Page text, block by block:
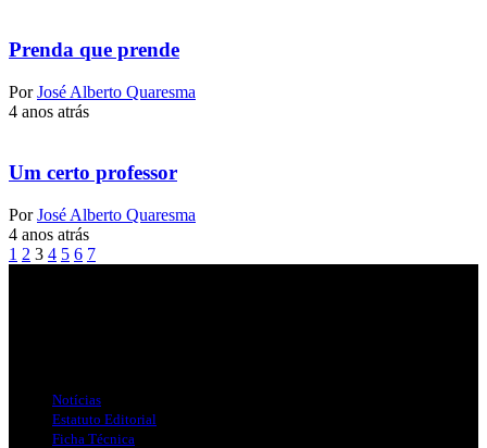
Prenda que prende
Por José Alberto Quaresma
4 anos atrás
Um certo professor
Por José Alberto Quaresma
4 anos atrás
1 2 3 4 5 6 7
Notícias
Estatuto Editorial
Ficha Técnica